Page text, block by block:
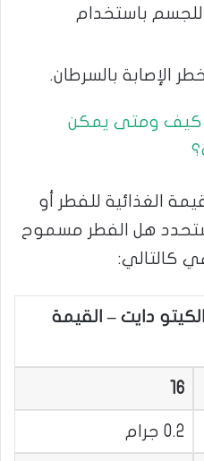
: يسمح للجسم باستخدام
الإصابة بالسرطان.
كيف ومتى يمكن
الغذائية للفطر أو
هل الفطر مسموح
كالتالي:
دايت – القيمة
16
0.2 جرام